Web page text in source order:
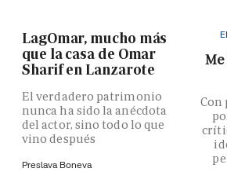
LagOmar, mucho más
que la casa de Omar
Sharif en Lanzarote
El verdadero patrimonio
nunca ha sido la anécdota
del actor, sino todo lo que
vino después
Preslava Boneva
Con